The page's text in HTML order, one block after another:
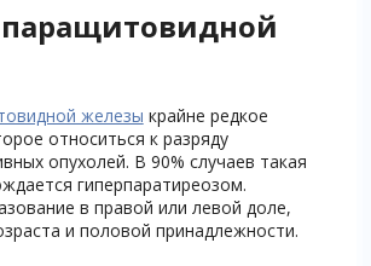
железы крайне редкое
относиться к разряду
опухолей. В 90% случаев такая
гиперпаратиреозом.
в правой или левой доле,
и половой принадлежности.